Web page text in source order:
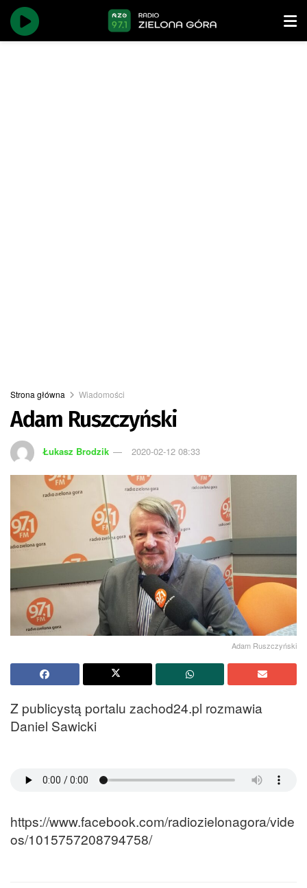
Strona główna Wiadomości
Adam Ruszczyński
Łukasz Brodzik 2020-02-12 08:33
Adam Ruszczyński
Z publicystą portalu zachod24.pl rozmawia
Daniel Sawicki
https://www.facebook.com/radiozielonagora/vide
os/1015757208794758/